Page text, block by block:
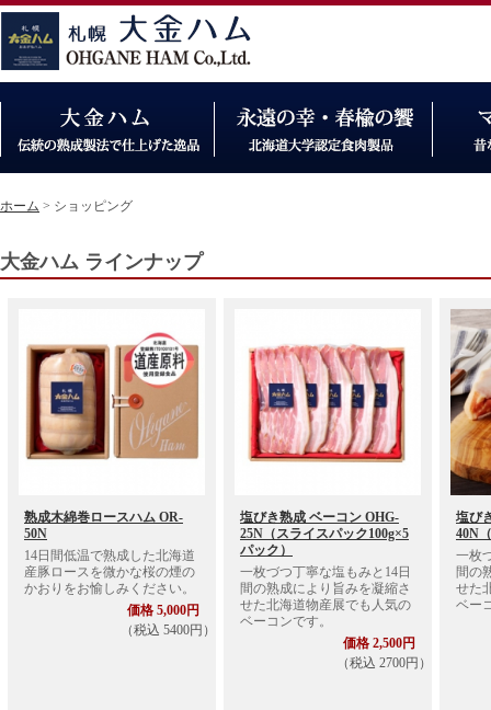
ホーム > ショッピング
大金ハム ラインナップ
熟成木綿巻ロースハム OR-
50N
14日間低温で熟成した北海道
産豚ロースを微かな桜の煙の
かおりをお愉しみください。
価格 5,000円
（税込 5400円）
塩びき熟成 ベーコン OHG-
25N（スライスパック100g×5
パック）
一枚づつ丁寧な塩もみと14日
間の熟成により旨みを凝縮さ
せた北海道物産展でも人気の
ベーコンです。
価格 2,500円
（税込 2700円）
塩び
40N
一枚
間の
せた
ベー